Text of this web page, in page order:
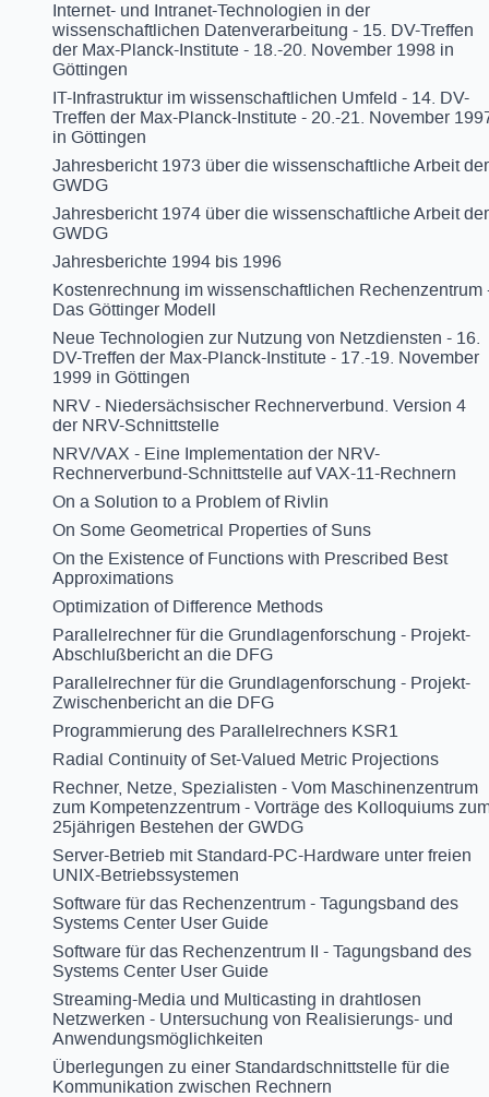
Internet- und Intranet-Technologien in der
wissenschaftlichen Datenverarbeitung - 15. DV-Treffen
der Max-Planck-Institute - 18.-20. November 1998 in
Göttingen
IT-Infrastruktur im wissenschaftlichen Umfeld - 14. DV-
Treffen der Max-Planck-Institute - 20.-21. November
in Göttingen
Jahresbericht 1973 über die wissenschaftliche Arbeit der
GWDG
Jahresbericht 1974 über die wissenschaftliche Arbeit der
GWDG
Jahresberichte 1994 bis 1996
Kostenrechnung im wissenschaftlichen Rechenzentrum
Das Göttinger Modell
Neue Technologien zur Nutzung von Netzdiensten - 16.
DV-Treffen der Max-Planck-Institute - 17.-19. November
1999 in Göttingen
NRV - Niedersächsischer Rechnerverbund. Version 4
der NRV-Schnittstelle
NRV/VAX - Eine Implementation der NRV-
Rechnerverbund-Schnittstelle auf VAX-11-Rechnern
On a Solution to a Problem of Rivlin
On Some Geometrical Properties of Suns
On the Existence of Functions with Prescribed Best
Approximations
Optimization of Difference Methods
Parallelrechner für die Grundlagenforschung - Projekt-
Abschlußbericht an die DFG
Parallelrechner für die Grundlagenforschung - Projekt-
Zwischenbericht an die DFG
Programmierung des Parallelrechners KSR1
Radial Continuity of Set-Valued Metric Projections
Rechner, Netze, Spezialisten - Vom Maschinenzentrum
zum Kompetenzzentrum - Vorträge des Kolloquiums
25jährigen Bestehen der GWDG
Server-Betrieb mit Standard-PC-Hardware unter freien
UNIX-Betriebssystemen
Software für das Rechenzentrum - Tagungsband des
Systems Center User Guide
Software für das Rechenzentrum II - Tagungsband des
Systems Center User Guide
Streaming-Media und Multicasting in drahtlosen
Netzwerken - Untersuchung von Realisierungs- und
Anwendungsmöglichkeiten
Überlegungen zu einer Standardschnittstelle für die
Kommunikation zwischen Rechnern